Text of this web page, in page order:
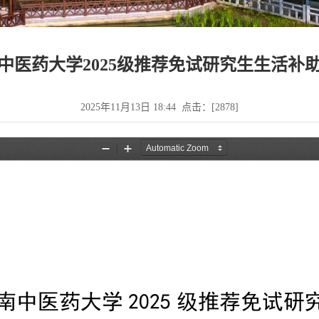
医药大学2025级推荐免试研究生生活补
2025年11月13日 18:44 点击：[2878]